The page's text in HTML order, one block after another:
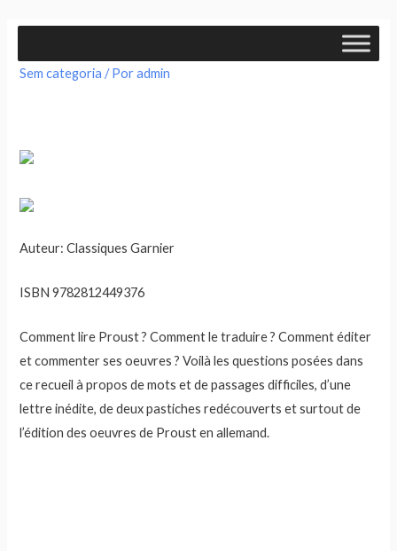
Sem categoria / Poradmin
Auteur: Classiques Garnier
ISBN 9782812449376
Comment lire Proust ? Comment le traduire ? Comment éditer
et commenter ses oeuvres ? Voilà les questions posées dans
ce recueil à propos de mots et de passages difficiles, d’une
lettre inédite, de deux pastiches redécouverts et surtout de
l’édition des oeuvres de Proust en allemand.